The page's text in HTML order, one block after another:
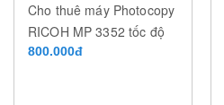
Cho thuê máy Photocopy
RICOH MP 3352 tốc độ
33 trang/phút
800.000đ